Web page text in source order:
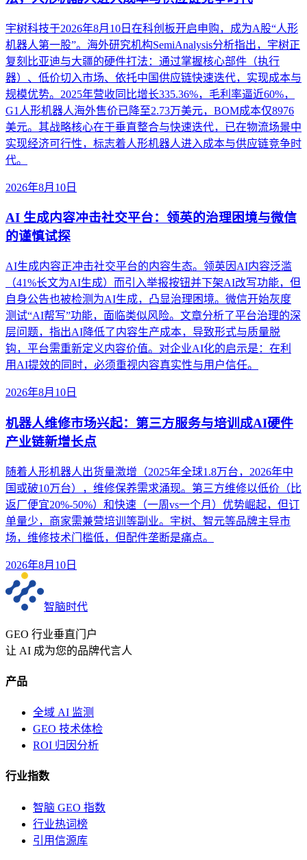
宇树科技于2026年8月10日在科创板开启申购，成为A股“人形
机器人第一股”。海外研究机构SemiAnalysis分析指出，宇树正
复刻比亚迪与大疆的硬件打法：通过掌握核心部件（执行
器）、低价切入市场、依托中国供应链快速迭代，实现成本与
规模优势。2025年营收同比增长335.36%，毛利率逼近60%，
G1人形机器人海外售价已降至2.73万美元，BOM成本仅8976
美元。其战略核心在于垂直整合与快速迭代，已在物流场景中
实现经济可行性，标志着人形机器人进入成本与供应链竞争时
代。
2026年8月10日
AI 生成内容冲击社交平台：领英的治理困境与微信
的谨慎试探
AI生成内容正冲击社交平台的内容生态。领英因AI内容泛滥
（41%长文为AI生成）而引入举报按钮并下架AI改写功能，但
自身公告也被检测为AI生成，凸显治理困境。微信开始灰度
测试“AI帮写”功能，面临类似风险。文章分析了平台治理的深
层问题，指出AI降低了内容生产成本，导致形式与质量脱
钩，平台需重新定义内容价值。对企业AI化的启示是：在利
用AI提效的同时，必须重视内容真实性与用户信任。
2026年8月10日
机器人维修市场兴起：第三方服务与培训成AI硬件
产业链新增长点
随着人形机器人出货量激增（2025年全球1.8万台，2026年中
国或破10万台），维修保养需求涌现。第三方维修以低价（比
返厂便宜20%-50%）和快速（一周vs一个月）优势崛起，但订
单量少，商家需兼营培训等副业。宇树、智元等品牌主导市
场，维修技术门槛低，但配件垄断是痛点。
2026年8月10日
智脑时代
GEO 行业垂直门户
让 AI 成为您的品牌代言人
产品
全域 AI 监测
GEO 技术体检
ROI 归因分析
行业指数
智脑 GEO 指数
行业热词榜
引用信源库